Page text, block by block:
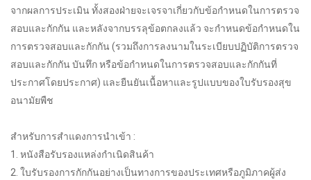
จากผลการประเมิน ทั้งสองฝ่ายจะเจรจาเกี่ยวกับข้อกำหนดในการตรวจ
สอบและกักกัน และหลังจากบรรลุข้อตกลงแล้ว จะกำหนดข้อกำหนดใน
การตรวจสอบและกักกัน (รวมถึงการลงนามในระเบียบปฏิบัติการตรวจ
สอบและกักกัน บันทึก หรือข้อกำหนดในการตรวจสอบและกักกันที่
ประกาศโดยประกาศ) และยืนยันเนื้อหาและรูปแบบของใบรับรองสุข
อนามัยพืช
สำหรับการสำแดงการนำเข้า :
1. หนังสือรับรองแหล่งกำเนิดสินค้า
2. ใบรับรองการกักกันอย่างเป็นทางการของประเทศหรือภูมิภาคผู้ส่ง